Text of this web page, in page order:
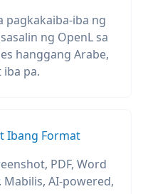
pagkakaiba-iba ng
ng OpenL sa
hanggang Arabe,
iba pa.
Ibang Format
PDF, Word
AI-powered,